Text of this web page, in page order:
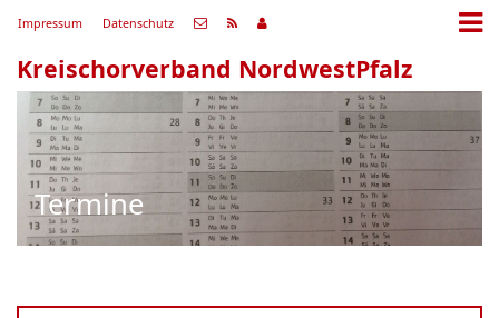
Impressum Datenschutz
Kreischorverband NordwestPfalz
Termine